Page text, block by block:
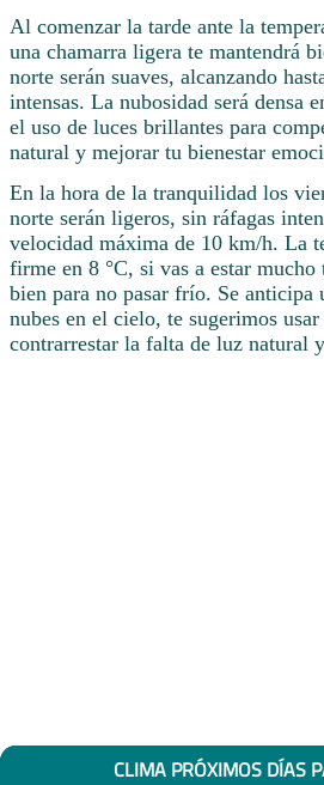
Al comenzar la tarde ante la
una chamarra ligera te mantendrá
norte serán suaves, alcanzando
intensas. La nubosidad será densa
el uso de luces brillantes para
natural y mejorar tu bienestar
En la hora de la tranquilidad los
norte serán ligeros, sin ráfagas
velocidad máxima de 10 km/h. La
firme en 8 °C, si vas a estar
bien para no pasar frío. Se anticipa
nubes en el cielo, te sugerimos
contrarrestar la falta de luz natural
CLIMA PRÓXIMOS DÍAS